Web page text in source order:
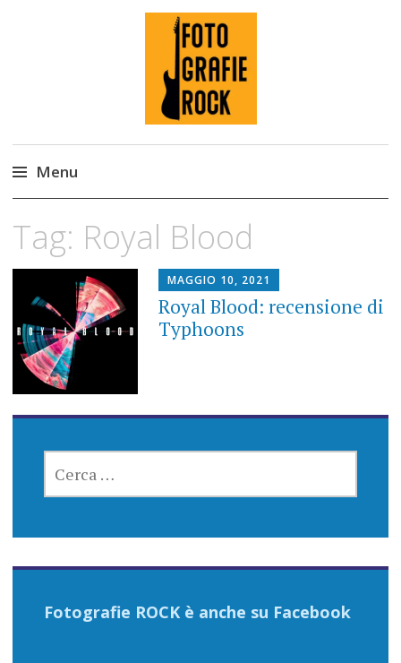
Fotografie ROCK
Menu
content
Tag: Royal Blood
MAGGIO 10, 2021
Royal Blood: recensione di
Typhoons
PER:
Fotografie ROCK è anche su Facebook